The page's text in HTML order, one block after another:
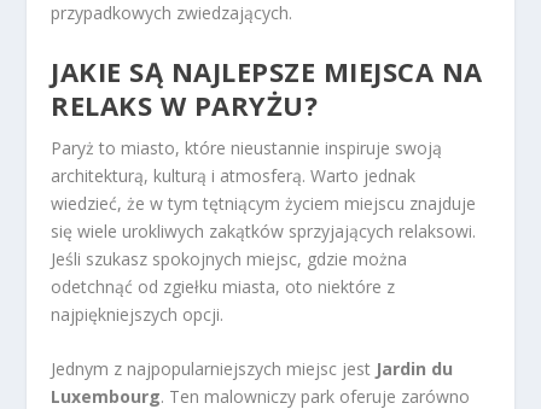
przypadkowych zwiedzających.
JAKIE SĄ NAJLEPSZE MIEJSCA NA
RELAKS W PARYŻU?
Paryż to miasto, które nieustannie inspiruje swoją
architekturą, kulturą i atmosferą. Warto jednak
wiedzieć, że w tym tętniącym życiem miejscu znajduje
się wiele urokliwych zakątków sprzyjających relaksowi.
Jeśli szukasz spokojnych miejsc, gdzie można
odetchnąć od zgiełku miasta, oto niektóre z
najpiękniejszych opcji.
Jednym z najpopularniejszych miejsc jest Jardin du
Luxembourg. Ten malowniczy park oferuje zarówno